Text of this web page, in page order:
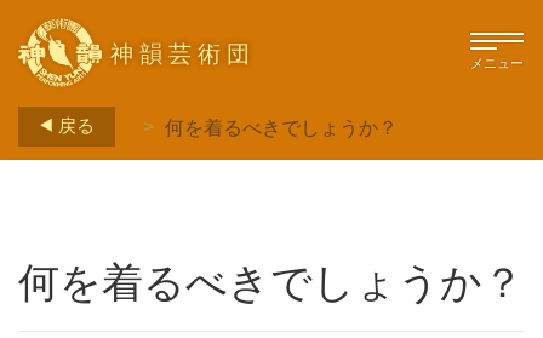
神韻芸術団 メニュー
戻る > 何を着るべきでしょうか？
何を着るべきでしょうか？